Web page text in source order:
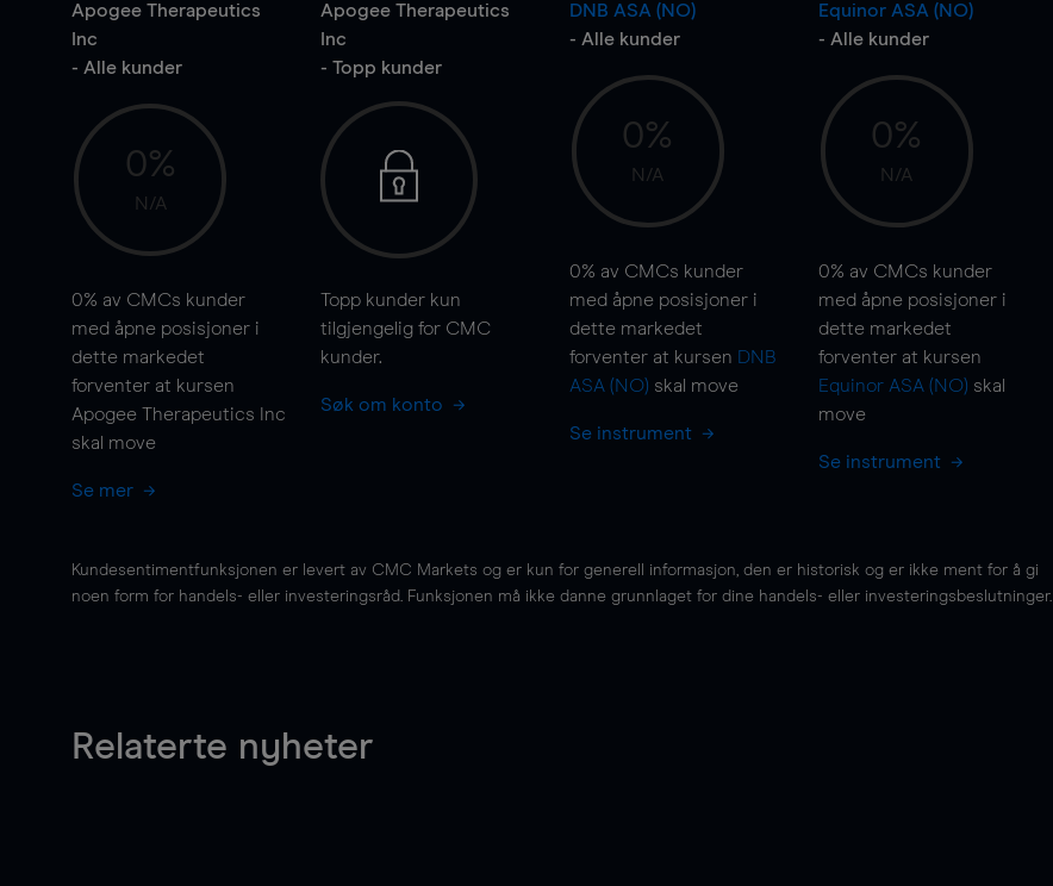
Apogee Therapeutics
Inc
- Alle kunder
0%
N/A
0% av CMCs kunder
med åpne posisjoner i
dette markedet
forventer at kursen
Apogee Therapeutics Inc
skal move
Se mer
Apogee Therapeutics
Inc
- Topp kunder
Topp kunder kun
tilgjengelig for CMC
kunder.
Søk om konto
DNB ASA (NO)
- Alle kunder
0%
N/A
0% av CMCs kunder
med åpne posisjoner i
dette markedet
forventer at kursen DNB
ASA (NO) skal move
Se instrument
Equinor ASA (NO)
- Alle kunder
0%
N/A
0% av CMCs kunder
med åpne posisjoner i
dette markedet
forventer at kursen
Equinor ASA (NO) skal
move
Se instrument
Kundesentimentfunksjonen er levert av CMC Markets og er kun for generell informasjon, den er historisk og er ikke ment for å gi
noen form for handels- eller investeringsråd. Funksjonen må ikke danne grunnlaget for dine handels- eller investeringsbeslutninger.
Relaterte nyheter